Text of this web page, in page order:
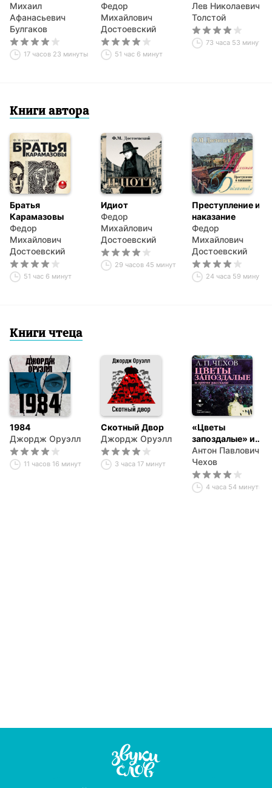
Михаил
Афанасьевич
Булгаков
17 часов 23 минуты
Федор
Михайлович
Достоевский
51 час 6 минут
Лев Николаевич
Толстой
73 часа 53 минуты
Книги автора
Братья
Карамазовы
Федор
Михайлович
Достоевский
51 час 6 минут
Идиот
Федор
Михайлович
Достоевский
29 часов 45 минут
Преступление и
наказание
Федор
Михайлович
Достоевский
24 часа 59 минут
Книги чтеца
1984
Джордж Оруэлл
11 часов 16 минут
Скотный Двор
Джордж Оруэлл
3 часа 17 минут
«Цветы
запоздалые» и
другие рассказы
Антон Павлович
Чехов
4 часа 54 минуты